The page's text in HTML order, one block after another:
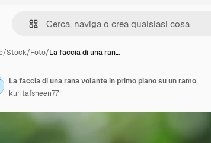
/Stock/Foto/La faccia di una ran…
La faccia di una rana volante in primo piano su un ramo
kuritafsheen77